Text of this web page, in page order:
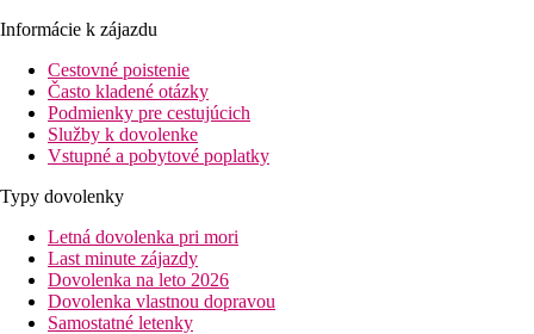
Informácie k zájazdu
Cestovné poistenie
Často kladené otázky
Podmienky pre cestujúcich
Služby k dovolenke
Vstupné a pobytové poplatky
Typy dovolenky
Letná dovolenka pri mori
Last minute zájazdy
Dovolenka na leto 2026
Dovolenka vlastnou dopravou
Samostatné letenky